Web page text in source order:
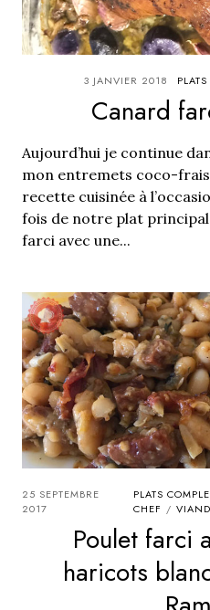
3 JANVIER 2018
Canard
Aujourd’hui je continue
mon entremets coco-
recette cuisinée à
fois de notre plat
farci avec une...
25 SEPTEMBRE
2017
PLATS
CHEF /
Poulet farci
haricots